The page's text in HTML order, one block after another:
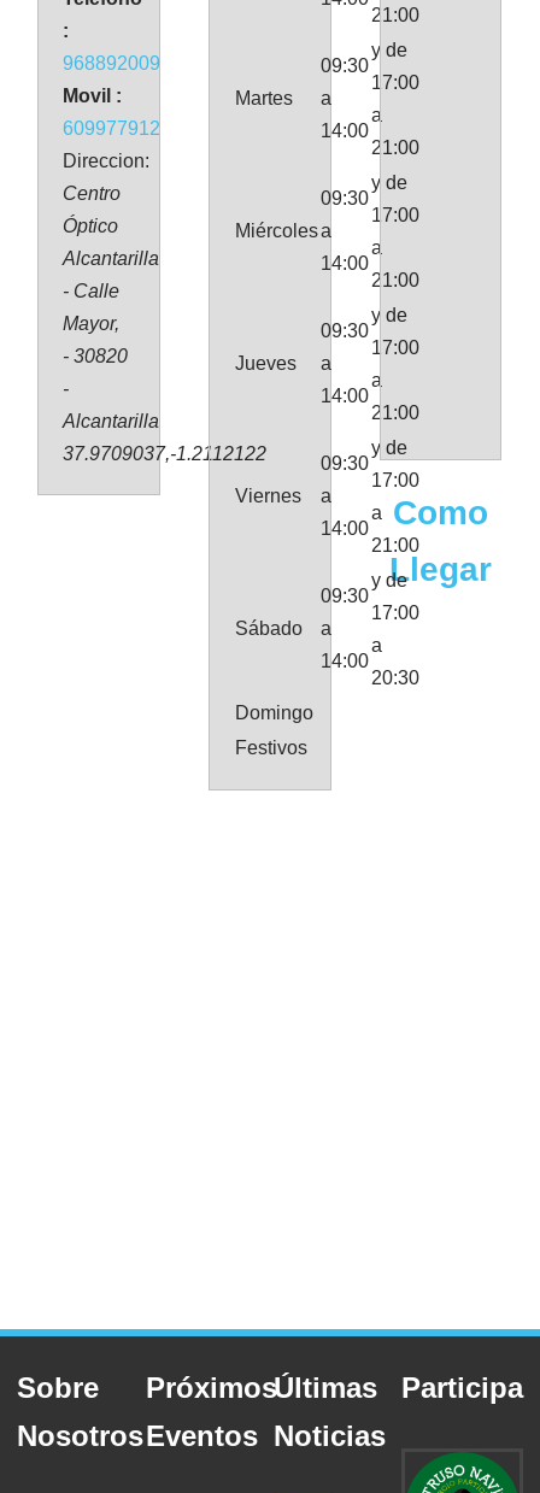
:
968892009
Movil :
609977912
Direccion:
Centro
Óptico
Alcantarilla
- Calle
Mayor,
- 30820
-
Alcantarilla
37.9709037,-1.2112122
21:00
Martes
09:30
a
14:00
y de
17:00
a
21:00
Miércoles
09:30
a
14:00
y de
17:00
a
21:00
Jueves
09:30
a
14:00
y de
17:00
a
21:00
Viernes
09:30
a
14:00
y de
17:00
a
21:00
Sábado
09:30
a
14:00
y de
17:00
a
20:30
Domingo
Festivos
Como
Llegar
Sobre
Nosotros
Próximos
Eventos
Últimas
Noticias
Participa